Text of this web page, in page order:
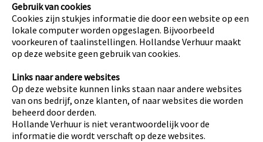
Gebruik van cookies
Cookies zijn stukjes informatie die door een website op een
lokale computer worden opgeslagen. Bijvoorbeeld
voorkeuren of taalinstellingen. Hollandse Verhuur maakt
op deze website geen gebruik van cookies.
Links naar andere websites
Op deze website kunnen links staan naar andere websites
van ons bedrijf, onze klanten, of naar websites die worden
beheerd door derden.
Hollande Verhuur is niet verantwoordelijk voor de
informatie die wordt verschaft op deze websites.